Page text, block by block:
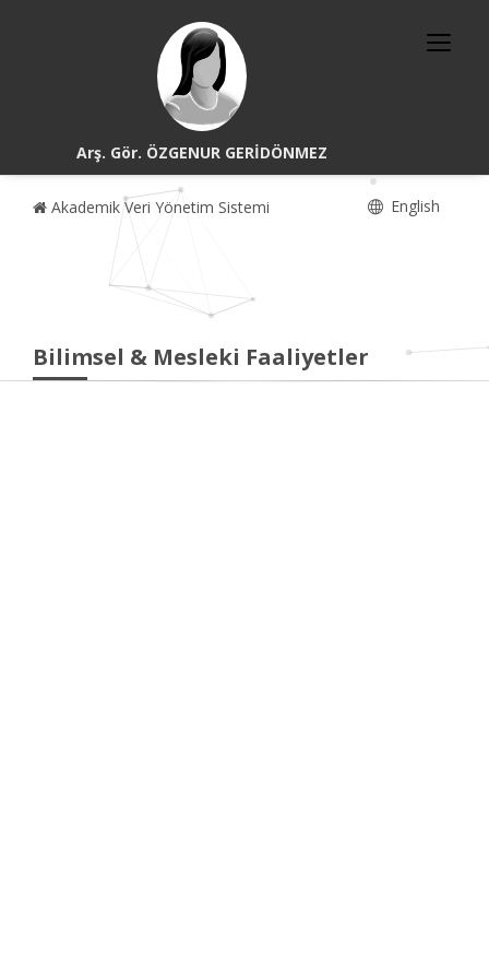
Arş. Gör. ÖZGENUR GERİDÖNMEZ
Akademik Veri Yönetim Sistemi English
Bilimsel & Mesleki Faaliyetler